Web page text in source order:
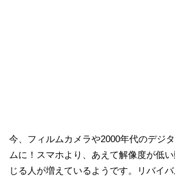
今、フィルムカメラや2000年代のデジ
ムに！スマホより、あえて解像度が低
じる人が増えているようです。リバイ